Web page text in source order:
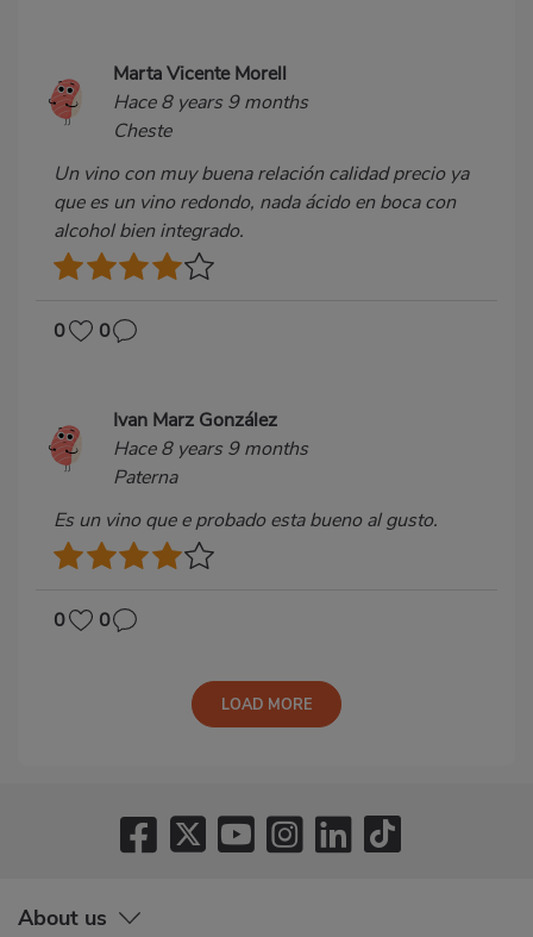
Marta Vicente Morell
Hace 8 years 9 months
Cheste
Un vino con muy buena relación calidad precio ya
que es un vino redondo, nada ácido en boca con
alcohol bien integrado.
0 0
Ivan Marz González
Hace 8 years 9 months
Paterna
Es un vino que e probado esta bueno al gusto.
0 0
LOAD MORE
About us